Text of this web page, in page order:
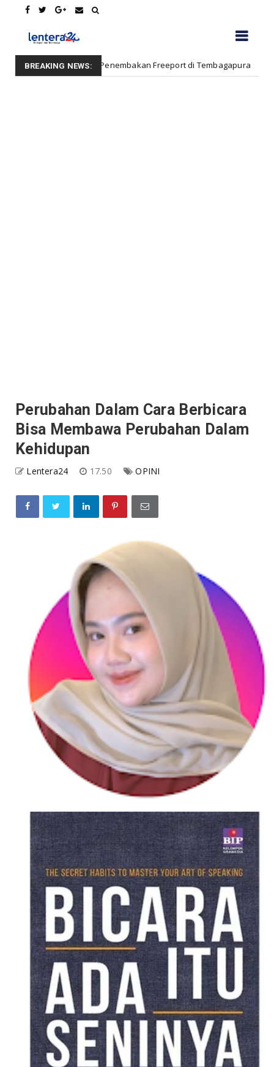
BREAKING NEWS:
Freeport di Tembagapura BANDA ACEH Empat
Perubahan Dalam Cara Berbicara
Bisa Membawa Perubahan Dalam
Kehidupan
Lentera24 17.50 OPINI